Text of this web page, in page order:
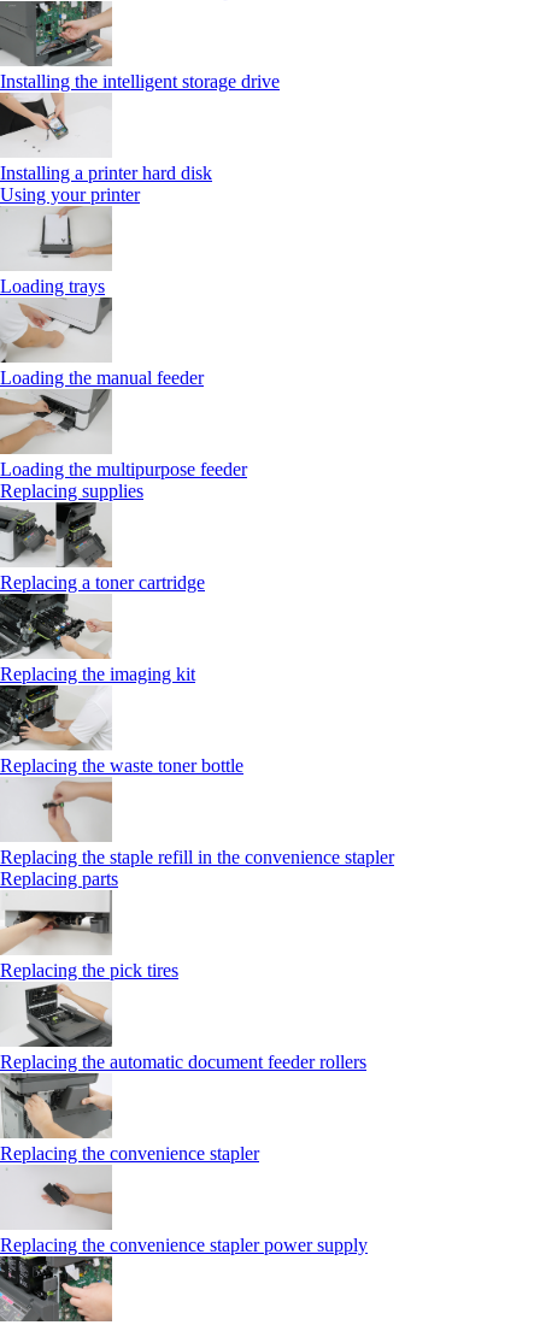
Installing the intelligent storage drive
Installing a printer hard disk
Using your printer
Loading trays
Loading the manual feeder
Loading the multipurpose feeder
Replacing supplies
Replacing a toner cartridge
Replacing the imaging kit
Replacing the waste toner bottle
Replacing the staple refill in the convenience stapler
Replacing parts
Replacing the pick tires
Replacing the automatic document feeder rollers
Replacing the convenience stapler
Replacing the convenience stapler power supply